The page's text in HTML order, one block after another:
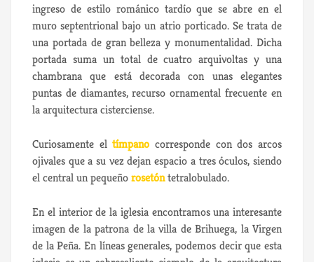
ingreso de estilo románico tardío que se abre en el
muro septentrional bajo un atrio porticado. Se trata de
una portada de gran belleza y monumentalidad. Dicha
portada suma un total de cuatro arquivoltas y una
chambrana que está decorada con unas elegantes
puntas de diamantes, recurso ornamental frecuente en
la arquitectura cisterciense.
Curiosamente eltímpano corresponde con dos arcos
ojivales que a su vez dejan espacio a tres óculos, siendo
el central un pequeñorosetóntetralobulado.
En el interior de la iglesia encontramos una interesante
imagen de la patrona de la villa de Brihuega, la Virgen
de la Peña. En líneas generales, podemos decir que esta